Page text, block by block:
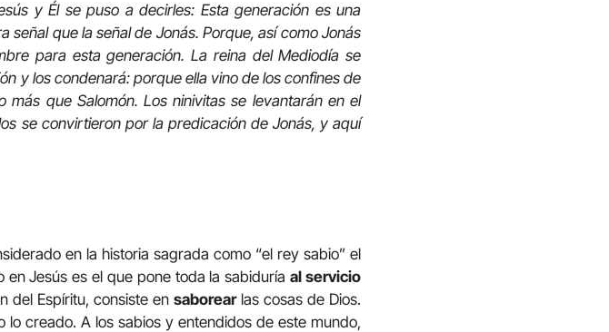
y Él se puso a decirles: Esta generación es una
que la señal de Jonás. Porque, así como Jonás
para esta generación. La reina del Mediodía se
y los condenará: porque ella vino de los confines de
que Salomón. Los ninivitas se levantarán en el
se convirtieron por la predicación de Jonás, y aquí
en la historia sagrada como “el rey sabio” el
en Jesús es el que pone toda la sabiduríaal servicio
del Espíritu, consiste en saborearlas cosas de Dios.
creado. A los sabios y entendidos de este mundo,